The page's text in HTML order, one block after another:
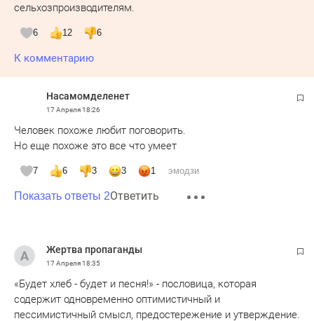
сельхозпроизводителям.
6 12 6
К комментарию
Насамомделенет
17 Апреля18:26
Человек похоже любит поговорить.
Но еще похоже это все что умеет
7 6 3 3 1 эмодзи
Показать ответы 2Ответить
Жертва пропаганды
17 Апреля18:35
«Будет хлеб - будет и песня!» - пословица, которая
содержит одновременно оптимистичный и
пессимистичный смысл, предостережение и утверждение.